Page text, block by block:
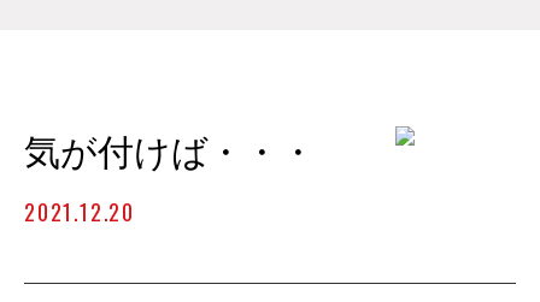
気が付けば・・・
2021.12.20